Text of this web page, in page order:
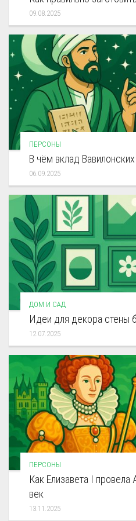
09.08.2025
ПЕРСОНЫ
В чём вклад
06.09.2025
ДОМ И САД
Идеи для декора стены
12.07.2025
ПЕРСОНЫ
Как Елизавета I провела
век
13.11.2025